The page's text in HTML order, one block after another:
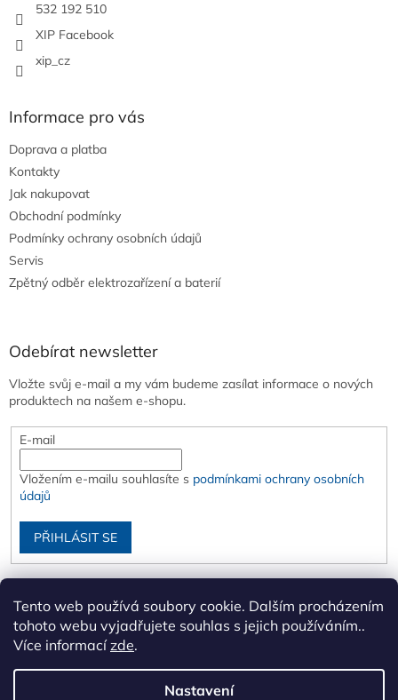
Tento web používá soubory cookie. Dalším procházením
tohoto webu vyjadřujete souhlas s jejich používáním..
Více informacízde.
Nastavení
532 192 510
XIP Facebook
xip_cz
Informace pro vás
Doprava a platba
Kontakty
Jak nakupovat
Obchodní podmínky
Podmínky ochrany osobních údajů
Servis
Zpětný odběr elektrozařízení a baterií
Odebírat newsletter
Vložte svůj e-mail a my vám budeme zasílat informace o nových
produktech na našem e-shopu.
E-mail
Vložením e-mailu souhlasíte s podmínkami ochrany osobních
údajů
PŘIHLÁSIT SE
Vytvořil Shoptet